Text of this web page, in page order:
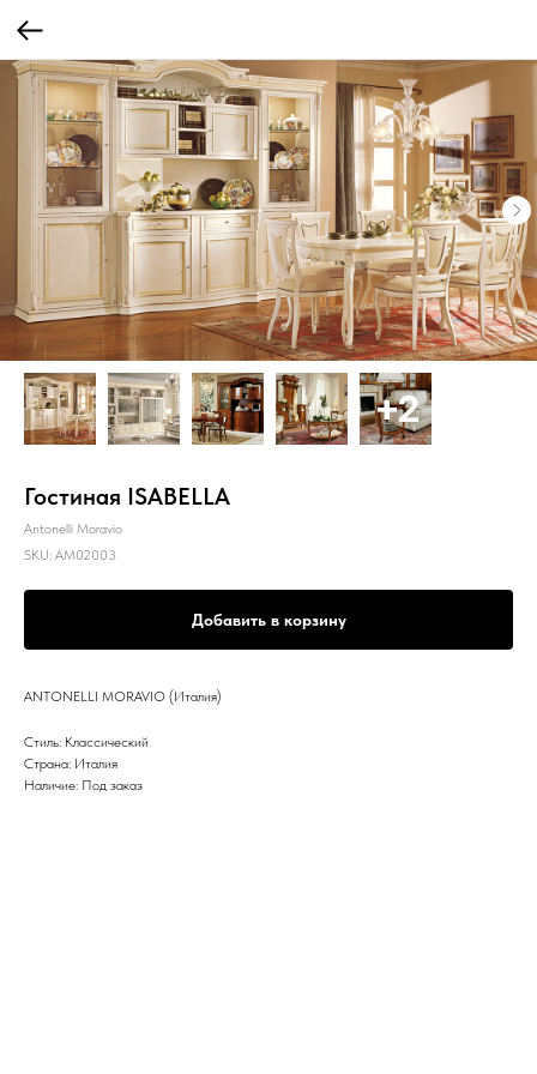
Гостиная ISABELLA
Antonelli Moravio
SKU: AM02003
Добавить в корзину
ANTONELLI MORAVIO (Италия)
Стиль: Классический
Страна: Италия
Наличие: Под заказ